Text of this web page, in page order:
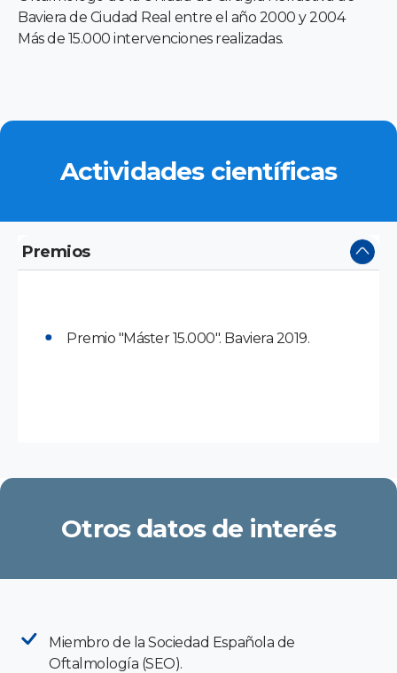
Baviera de Ciudad Real entre el año 2000 y 2004
Más de 15.000 intervenciones realizadas.
Actividades científicas
Premios
Premio "Máster 15.000". Baviera 2019.
Otros datos de interés
Miembro de la Sociedad Española de
Oftalmología (SEO).